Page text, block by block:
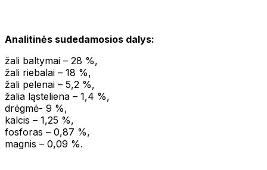
Analitinės sudedamosios dalys:
žali baltymai – 28 %,
žali riebalai – 18 %,
žali pelenai – 5,2 %,
žalia ląsteliena – 1,4 %,
drėgmė- 9 %,
kalcis – 1,25 %,
fosforas – 0,87 %,
magnis – 0,09 %.